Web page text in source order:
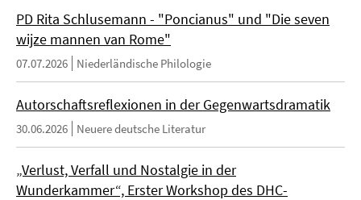
PD Rita Schlusemann - "Poncianus" und "Die seven
wijze mannen van Rome"
07.07.2026 Niederländische Philologie
Autorschaftsreflexionen in der Gegenwartsdramatik
30.06.2026 Neuere deutsche Literatur
„Verlust, Verfall und Nostalgie in der
Wunderkammer“, Erster Workshop des DHC-